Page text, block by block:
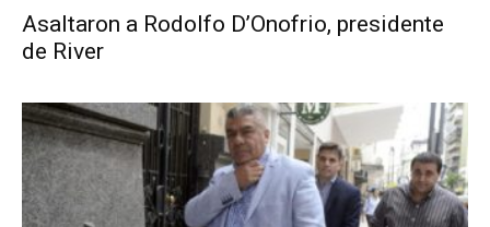
Asaltaron a Rodolfo D’Onofrio, presidente
de River